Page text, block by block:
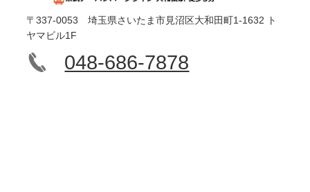
〒337-0053 埼玉県さいたま市見沼区大和田町1-1632 ト
ヤマビル1F
048-686-7878